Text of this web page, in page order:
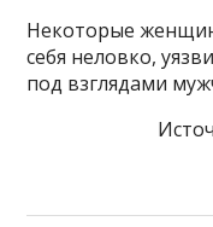
Некоторые
себя неловко,
под взглядами